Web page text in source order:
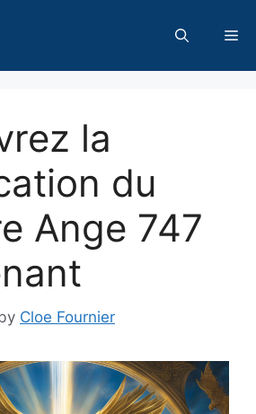
la
du
Ange 747
Cloe Fournier